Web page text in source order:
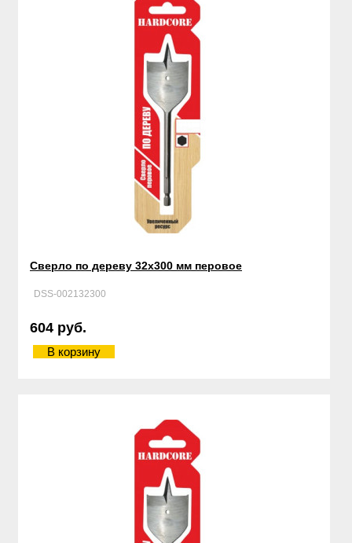
Сверло по дереву 32х300 мм перовое
DSS-002132300
604 руб.
В корзину